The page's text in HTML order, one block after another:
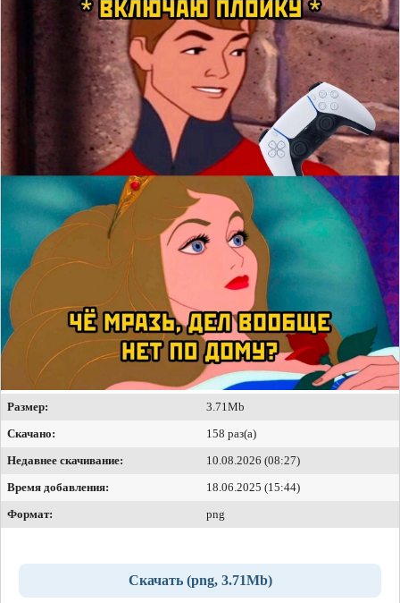
Размер:
3.71Mb
Скачано:
158 раз(а)
Недавнее скачивание:
10.08.2026 (08:27)
Время добавления:
18.06.2025 (15:44)
Формат:
png
Скачать (png, 3.71Mb)